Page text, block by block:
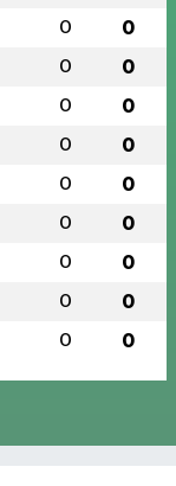
0 0
0 0
0 0
0 0
0 0
0 0
0 0
0 0
0 0